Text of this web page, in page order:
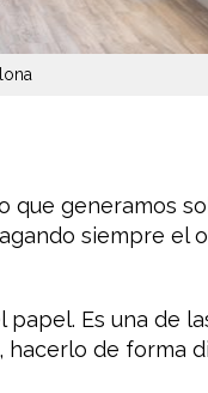
generamos
siempre el
Es una de
de forma